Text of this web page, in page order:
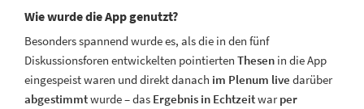
Wie wurde die App genutzt?
Besonders spannend wurde es, als die in den fünf
Diskussionsforen entwickelten pointierten Thesen in die App
eingespeist waren und direkt danach im Plenum live darüber
abgestimmtwurde – das Ergebnis in Echtzeitwarper